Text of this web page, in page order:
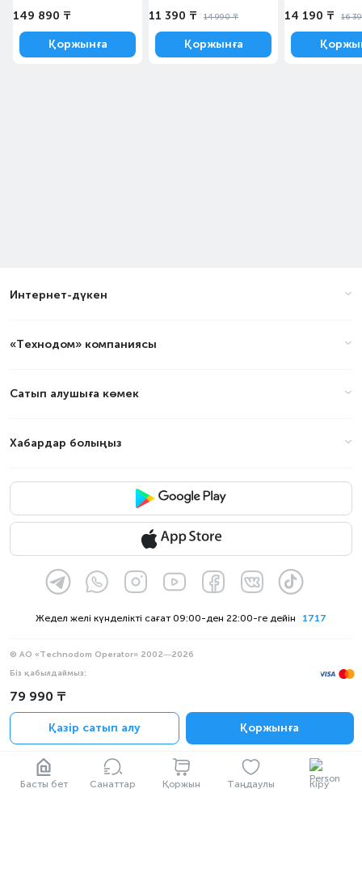
Басты бет Санаттар Қоржын Таңдаулы Кіру
149 890 ₸
Қоржынға
11 390 ₸ 14 990 ₸
Қоржынға
14 190 ₸ 16
79 990 ₸
Қазір сатып алу Қоржынға
Интернет-дүкен
«Технодом» компаниясы
Сатып алушыға көмек
Хабардар болыңыз
1717
Жедел желі күнделікті сағат 09:00-ден 22:00-ге дейін
© АО «Technodom Operator» 2002—2026
Біз қабылдаймыз:
Ресми хабарлама
Құпиялылық саясаты